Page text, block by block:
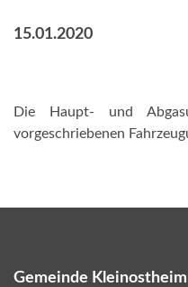
15.01.2020
Die Haupt- und
vorgeschriebenen
Gemeinde Kleinostheim